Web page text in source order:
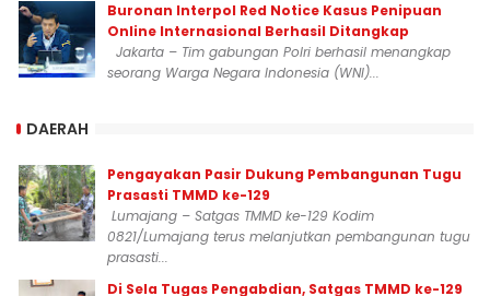
Buronan Interpol Red Notice Kasus Penipuan
Online Internasional Berhasil Ditangkap
Jakarta – Tim gabungan Polri berhasil menangkap
seorang Warga Negara Indonesia (WNI)...
DAERAH
Pengayakan Pasir Dukung Pembangunan Tugu
Prasasti TMMD ke-129
Lumajang – Satgas TMMD ke-129 Kodim
0821/Lumajang terus melanjutkan pembangunan tugu
prasasti...
Di Sela Tugas Pengabdian, Satgas TMMD ke-129